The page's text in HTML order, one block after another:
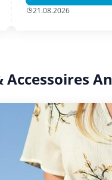
21.08.2026
Accessoires